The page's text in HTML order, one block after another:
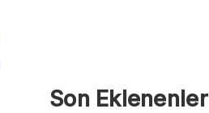
Son Eklenenler